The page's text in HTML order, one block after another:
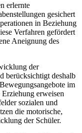
erlernte
gesichert
in Beziehung
Verfahren gefördert
Aneignung des
der
berücksichtigt deshalb
im
erweisen
sozialen und
die motorische,
der Schüler.